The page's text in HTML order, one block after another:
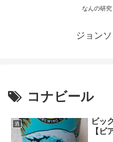
なんの研究
ジョン
コナビール
酒
ビッ
【ビ